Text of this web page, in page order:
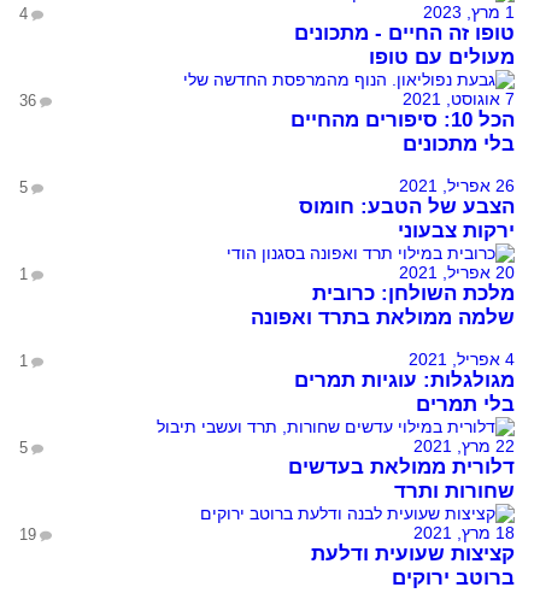
1 מרץ, 2023 4
טופו זה החיים - מתכונים
מעולים עם טופו
7 אוגוסט, 2021 36
הכל 10: סיפורים מהחיים
בלי מתכונים
26 אפריל, 2021 5
הצבע של הטבע: חומוס
ירקות צבעוני
20 אפריל, 2021 1
מלכת השולחן: כרובית
שלמה ממולאת בתרד ואפונה
4 אפריל, 2021 1
מגולגלות: עוגיות תמרים
בלי תמרים
22 מרץ, 2021 5
דלורית ממולאת בעדשים
שחורות ותרד
18 מרץ, 2021 19
קציצות שעועית ודלעת
ברוטב ירוקים